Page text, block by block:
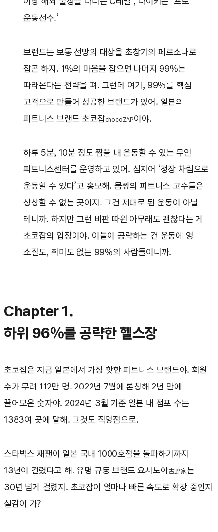
운동선수.’
브랜드는 보통 선망의 대상을 초창기의 페르소나로
잡곤 하지. 1%의 마음을 잡으면 나머지 99%는
따라온다는 전략을 펴. 그런데 여기, 99%를 핵심
고객으로 만들어 성공한 브랜드가 있어. 일본의
피트니스 브랜드 초코잡chocoZAP이야.
하루 5분, 10분 정도 짬을 내 운동할 수 있는 무인
피트니스센터를 운영하고 있어. 심지어 ‘정장 차림으로
운동할 수 있다’고 홍보해. 몸짱의 피트니스 고수들은
상상할 수 없는 곳이지. 그건 제대로 된 운동이 아닐
테니까. 하지만 그런 비판 따윈 아무래도 괜찮다는 게
초코잡의 입장이야. 이들이 공략하는 건 운동에 영
소질도, 취미도 없는 99%의 사람들이니까.
Chapter 1.
하위 96%를 공략한 헬스장
초코잡은 지금 일본에서 가장 핫한 피트니스 브랜드야. 회원
수가 무려 112만 명. 2022년 7월에 론칭해 2년 만에
끌어모은 숫자야. 2024년 3월 기준 일본 내 점포 수는
1383여 곳에 달해. 그것도 직영점으로.
스타벅스 재팬이 일본 국내 1000호점을 돌파하기까지
13년이 걸렸다고 해. 유명 규동 브랜드 요시노야𠮷野家는
30년 넘게 걸렸지. 초코잡이 얼마나 빠른 속도로 확장 중인지
실감이 가?